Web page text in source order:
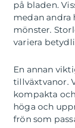
på bladen.
medan andra
mönster.
variera
En annan
tillväxtvanor.
kompakta
höga och
frön som